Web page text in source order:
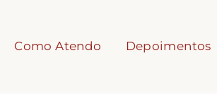
Como Atendo Depoimentos